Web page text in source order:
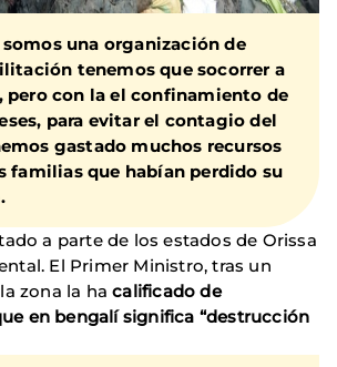
una organización de
tenemos que socorrer a
pero con la el confinamiento de
para evitar el contagio del
gastado muchos recursos
familias que habían perdido su
a parte de los estados de Orissa
El Primer Ministro, tras un
zona la hacalificado de
en bengalí significa “destrucción